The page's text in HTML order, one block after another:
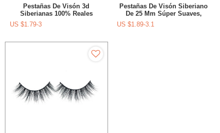
Pestañas De Visón 3d
Siberianas 100% Reales
Reutilizables Hechas A Mano
De Estilo Natural Al Por Mayor
US $1.79-3
Pestañas De Visón Siberiano
De 25 Mm Súper Suaves,
Gruesas, Súper Suaves Y
Dramáticas En Caja Premium
US $1.89-3.1